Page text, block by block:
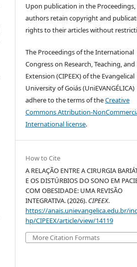
Upon publication in the Proceedings,
authors retain copyright and
rights to their articles without
The Proceedings of the International
Congress on Research, Teaching, and
Extension (CIPEEX) of the Evangelical
University of Goiás (UniEVANGÉLICA)
adhere to the terms of theCreative
Commons Attribution-
International license.
How to Cite
A RELAÇÃO ENTRE A CIRURGIA
E OS DISTÚRBIOS DO SONO EM
COM OBESIDADE: UMA REVISÃO
INTEGRATIVA. (2026). CIPEEX.
https://anais.unievangelica.edu.br/
hp/CIPEEX/article/view/14119
More Citation Formats